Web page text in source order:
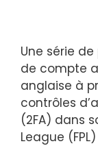
Une série
de compte
anglaise à
contrôles
(2FA) dans
League